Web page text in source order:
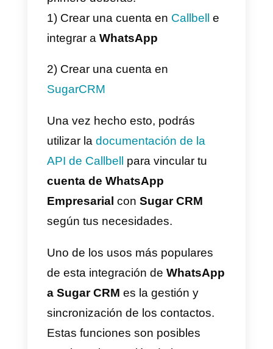
que permite a las empresas
conectar sus páginas de
Facebook,cuentas de
WhatsApp
WhatsApp Business,
BusinessyTelegram, con el
objetivo de centralizar los
de soporte y brindar una
al cliente mejorada. Todo esto en
una solución única y
Cómo integrar WhatsApp
a Sugar CRM – Método
principal